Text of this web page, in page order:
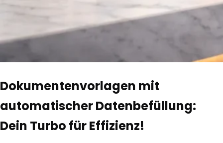
Dokumentenvorlagen mit
automatischer Datenbefüllung:
Dein Turbo für Effizienz!